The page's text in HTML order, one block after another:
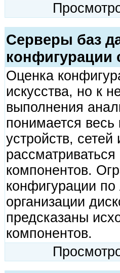
Серверы баз
конфигурации
Оценка
искусства, но к
выполнения
понимается
устройств,
компонентов.
конфигурации
организации
предсказаны
компонентов.